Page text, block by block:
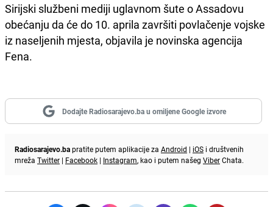
Sirijski službeni mediji uglavnom šute o Assadovu
obećanju da će do 10. aprila završiti povlačenje vojske
iz naseljenih mjesta, objavila je novinska agencija
Fena.
Dodajte Radiosarajevo.ba u omiljene Google izvore
Radiosarajevo.bapratite putem aplikacije za Android | iOS i društvenih
mreža Twitter | Facebook | Instagram, kao i putem našeg ViberChata.